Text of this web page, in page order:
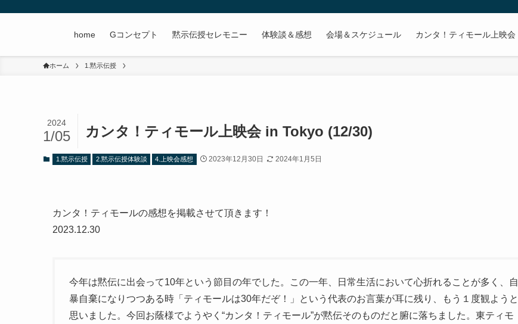
home Gコンセプト 黙示伝授セレモニー 体験談＆感想 会場＆スケジュール カンタ！ティモール上映会
ホーム 1.黙示伝授
カンタ！ティモール上映会 in Tokyo (12/30)
2024
1/05
1.黙示伝授 2.黙示伝授体験談 4.上映会感想 2023年12月30日 2024年1月5日
カンタ！ティモールの感想を掲載させて頂きます！
2023.12.30
今年は黙伝に出会って10年という節目の年でした。この一年、日常生活において心折れることが多く、自
暴自棄になりつつある時「ティモールは30年だぞ！」という代表のお言葉が耳に残り、もう１度観ようと
思いました。今回お蔭様でようやく“カンタ！ティモール”が黙伝そのものだと腑に落ちました。東ティモ